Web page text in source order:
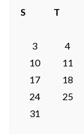
S
T
3
4
10
11
17
18
24
25
31